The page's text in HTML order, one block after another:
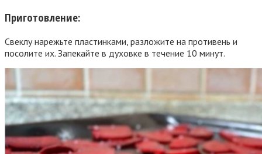
Приготовление:
Свеклу нарежьте пластинками, разложите на противень и
посолите их. Запекайте в духовке в течение 10 минут.